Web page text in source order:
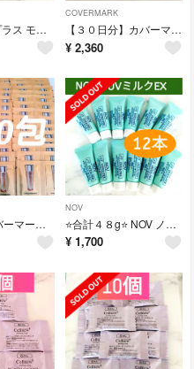
セルニュープラス モイスチュアクリーム 保湿クリーム （３０包）
COVERMARK
【３０日分】カバーマーク フローレスフィット ファンデーション 〈FR20〉
¥ 2,360
【40包】カバーマーク セルアドバンスト ローションWS 化粧水
NOV
⭐合計４８g⭐ NOV ノブ UVミルクEX （４g ×１２本） 日焼け止め
¥ 1,700